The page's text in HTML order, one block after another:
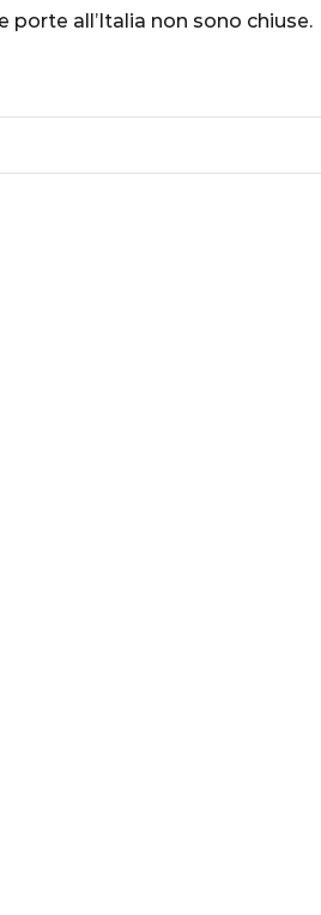
porte all’Italia non sono chiuse.
Lautaro Martinez,
"Bayern? Pensa